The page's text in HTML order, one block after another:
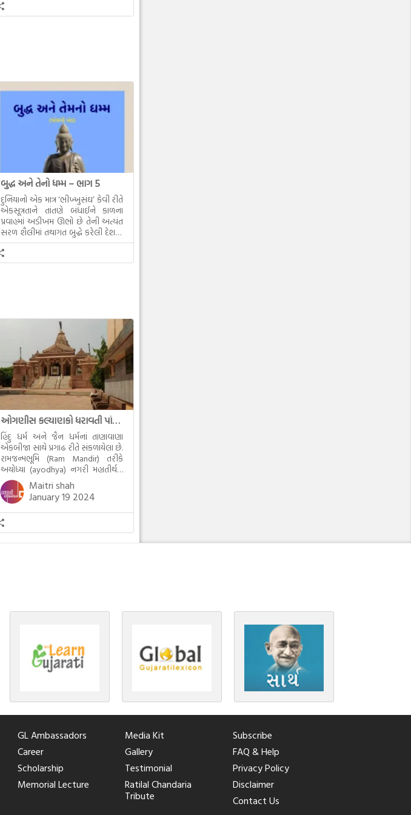
છેજેમનેરોજઅલગપ્રતીતિકરાવેછે,
એજચાલતીશ્રુષ્ટિમાંનવુંજીવનજીવતાશીખવાડેછે.!
બુદ્ધ અને તેનો ધમ્મ – ભાગ 5
દુનિયાનો એક માત્ર ‘ભીખ્ખુસંઘ’ કેવી રીતે
એકસૂત્રતાને તાંતણે બંધાઈને કાળના
પ્રવાહમાં અડીખમ ઊભો છે તેની અત્યંત
સરળ શૈલીમાં તથાગત બુદ્ધે કરેલી દેશના
સમાવતો મૂલ્યવાન ગ્રંથ એટલે બુદ્ધ અને
તેનો ધમ્મ.
ઓગણીસ કલ્યાણકો ધરાવતી પાંચ તીર્થંકરોની પરમ પાવન જન્મભૂમિ – અયોધ્યા (Ayodhya)
હિંદુ ધર્મ અને જૈન ધર્મનાં તાણાવાણા
એકબીજા સાથે પ્રગાઢ રીતે સંકળાયેલા છે.
રામજન્મભૂમિ (Ram Mandir) તરીકે
અયોધ્યા (ayodhya) નગરી મહાતીર્થનું
ગૌરવ પામી છે, તો એ જ રીતે જૈન ધર્મના
ચોવીસ તીર્થંકરોમાંથી પાંચ-પાંચ
તીર્થંકરોનો જન્મ આ અયોધ્યાની પાવન
ભૂમિ પર થયો છે. જૈન ધર્મમાં ચોવીસ
તીર્થંકરોમાંથી પાંચ-પાંચ તીર્થંકરોનાં
કલ્યાણકો અહીં આવ્યાં છે. દરેક
તીર્થંકરના જીવનની ચ્યવન(માતાના […]
Maitri shah
January 19 2024
GL Ambassadors
Career
Scholarship
Memorial Lecture
Media Kit
Gallery
Testimonial
Ratilal Chandaria
Tribute
Subscribe
FAQ & Help
Privacy Policy
Disclaimer
Contact Us